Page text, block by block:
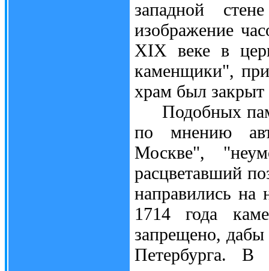
западной
изображение
XIX веке в
каменщики",
храм был закрыт
Подобных
по мнению
Москве",
расцветавший
направились на
1714 года
запрещено, дабы
Петербурга. В